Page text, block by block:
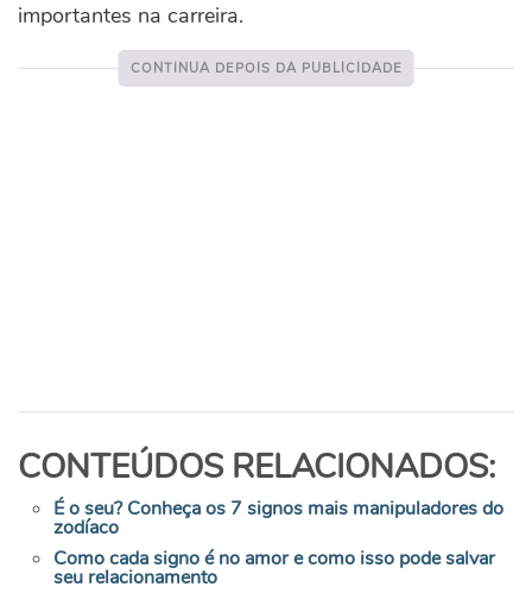
importantes na carreira.
CONTEÚDOS RELACIONADOS:
É o seu? Conheça os 7 signos mais manipuladores do
zodíaco
Como cada signo é no amor e como isso pode salvar
seu relacionamento